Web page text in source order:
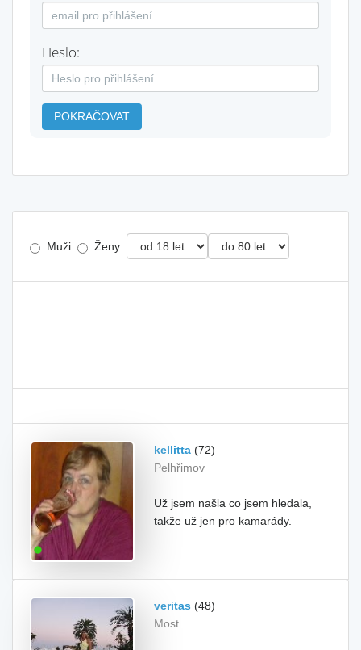
Heslo:
POKRAČOVAT
Muži Ženy
kellitta (72)
Pelhřimov
Už jsem našla co jsem hledala,
takže už jen pro kamarády.
veritas (48)
Most